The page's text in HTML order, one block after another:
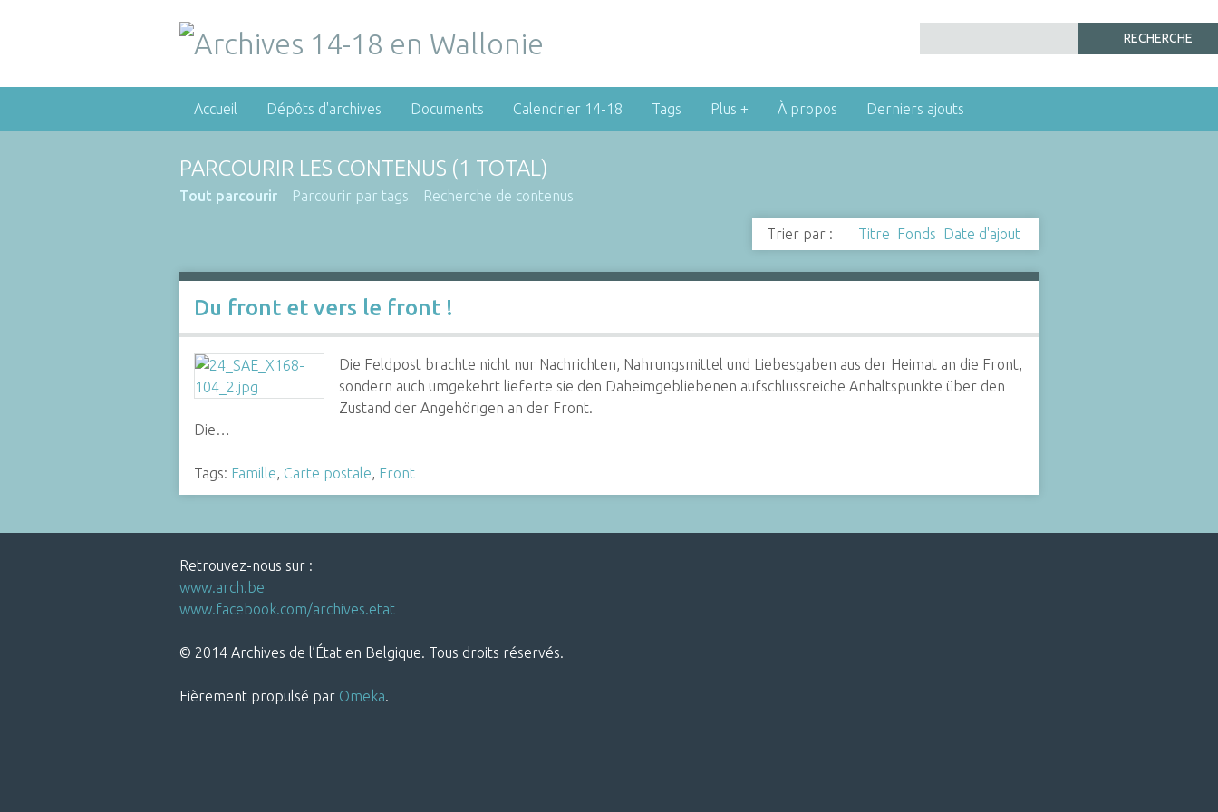
Accueil Dépôts d'archives Documents Calendrier 14-18 Tags Plus + À propos Derniers ajouts
PARCOURIR LES CONTENUS (1 TOTAL)
Tout parcourir Parcourir par tags Recherche de contenus
Trier par : Titre Fonds Date d'ajout
Du front et vers le front !
Die Feldpost brachte nicht nur Nachrichten, Nahrungsmittel und Liebesgaben aus der Heimat an die Front,
sondern auch umgekehrt lieferte sie den Daheimgebliebenen aufschlussreiche Anhaltspunkte über den
Zustand der Angehörigen an der Front.
Die…
Tags: Famille, Carte postale, Front
Retrouvez-nous sur :
www.arch.be
www.facebook.com/archives.etat
© 2014 Archives de l’État en Belgique. Tous droits réservés.
Fièrement propulsé par Omeka.